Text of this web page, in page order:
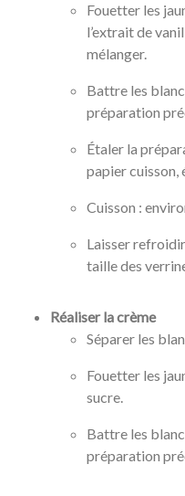
Fouetter les
l’extrait de
mélanger.
Battre les
préparation
Étaler la
papier cuisson,
Cuisson :
Laisser
taille des
Réaliser la crème
Séparer les
Fouetter les
sucre.
Battre les
préparation